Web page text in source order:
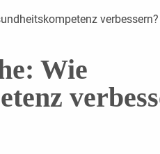
verbessern?
Wie